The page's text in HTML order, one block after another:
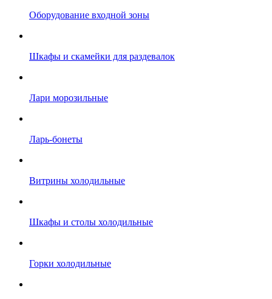
Оборудование входной зоны
Шкафы и скамейки для раздевалок
Лари морозильные
Ларь-бонеты
Витрины холодильные
Шкафы и столы холодильные
Горки холодильные